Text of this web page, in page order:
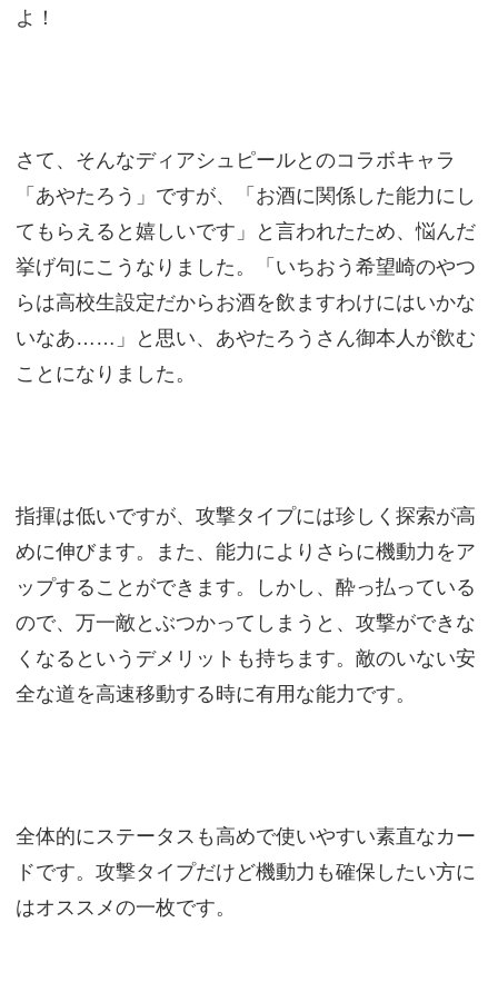
よ！
さて、そんなディアシュピールとのコラボキャラ
「あやたろう」ですが、「お酒に関係した能力にし
てもらえると嬉しいです」と言われたため、悩んだ
挙げ句にこうなりました。「いちおう希望崎のやつ
らは高校生設定だからお酒を飲ますわけにはいかな
いなあ……」と思い、あやたろうさん御本人が飲む
ことになりました。
指揮は低いですが、攻撃タイプには珍しく探索が高
めに伸びます。また、能力によりさらに機動力をア
ップすることができます。しかし、酔っ払っている
ので、万一敵とぶつかってしまうと、攻撃ができな
くなるというデメリットも持ちます。敵のいない安
全な道を高速移動する時に有用な能力です。
全体的にステータスも高めで使いやすい素直なカー
ドです。攻撃タイプだけど機動力も確保したい方に
はオススメの一枚です。